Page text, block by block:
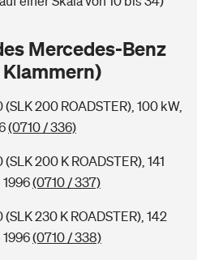
ist Ihr Haus?
finden
für deine Kids
bekomme ich im Alter?
Mercedes-Benz
Klammern)
200 ROADSTER), 100 kW,
(0710 / 336)
200 K ROADSTER), 141
(0710 / 337)
230 K ROADSTER), 142
(0710 / 338)